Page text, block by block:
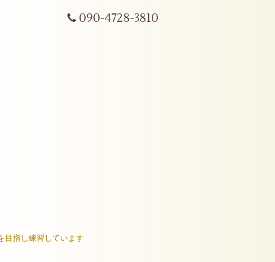
090-4728-3810
目指し練習しています